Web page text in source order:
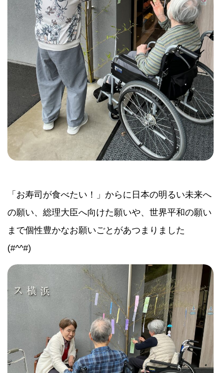
「お寿司が食べたい！」からに日本の明るい未来へ
の願い、総理大臣へ向けた願いや、世界平和の願い
まで個性豊かなお願いごとがあつまりました
(#^^#)